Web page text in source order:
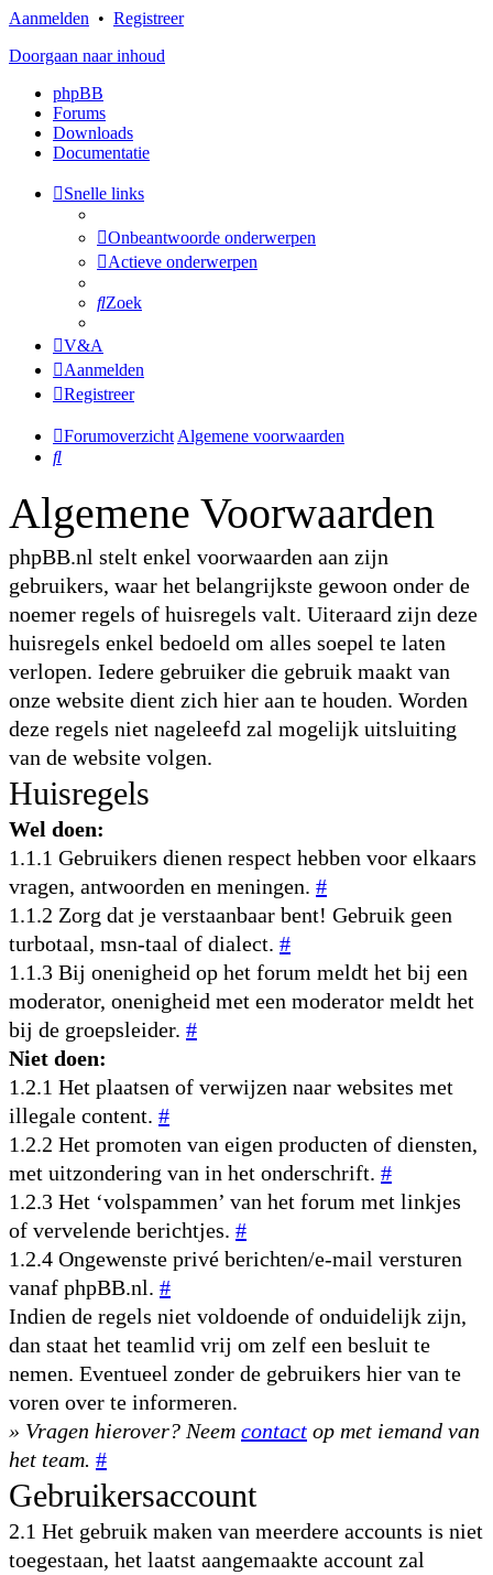
Aanmelden • Registreer
Doorgaan naar inhoud
phpBB
Forums
Downloads
Documentatie
Snelle links
Onbeantwoorde onderwerpen
Actieve onderwerpen
Zoek
V&A
Aanmelden
Registreer
Forumoverzicht Algemene voorwaarden
Zoek
Algemene Voorwaarden
phpBB.nl stelt enkel voorwaarden aan zijn
gebruikers, waar het belangrijkste gewoon onder de
noemer regels of huisregels valt. Uiteraard zijn deze
huisregels enkel bedoeld om alles soepel te laten
verlopen. Iedere gebruiker die gebruik maakt van
onze website dient zich hier aan te houden. Worden
deze regels niet nageleefd zal mogelijk uitsluiting
van de website volgen.
Huisregels
Wel doen:
1.1.1 Gebruikers dienen respect hebben voor elkaars
vragen, antwoorden en meningen. #
1.1.2 Zorg dat je verstaanbaar bent! Gebruik geen
turbotaal, msn-taal of dialect. #
1.1.3 Bij onenigheid op het forum meldt het bij een
moderator, onenigheid met een moderator meldt het
bij de groepsleider. #
Niet doen:
1.2.1 Het plaatsen of verwijzen naar websites met
illegale content. #
1.2.2 Het promoten van eigen producten of diensten,
met uitzondering van in het onderschrift. #
1.2.3 Het ‘volspammen’ van het forum met linkjes
of vervelende berichtjes. #
1.2.4 Ongewenste privé berichten/e-mail versturen
vanaf phpBB.nl. #
Indien de regels niet voldoende of onduidelijk zijn,
dan staat het teamlid vrij om zelf een besluit te
nemen. Eventueel zonder de gebruikers hier van te
voren over te informeren.
» Vragen hierover? Neem contact op met iemand van
het team. #
Gebruikersaccount
2.1 Het gebruik maken van meerdere accounts is niet
toegestaan, het laatst aangemaakte account zal